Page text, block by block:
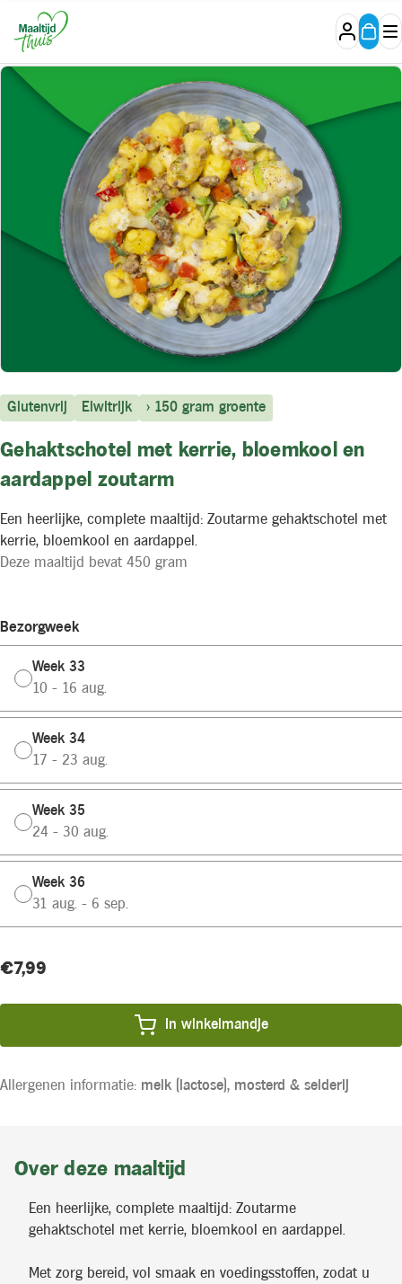
Glutenvrij Eiwitrijk > 150 gram groente
Gehaktschotel met kerrie, bloemkool en
aardappel zoutarm
Een heerlijke, complete maaltijd: Zoutarme gehaktschotel met
kerrie, bloemkool en aardappel.
Deze maaltijd bevat 450 gram
Bezorgweek
Week 33
10 - 16 aug.
Week 34
17 - 23 aug.
Week 35
24 - 30 aug.
Week 36
31 aug. - 6 sep.
Huidige
Product
€7,99
In winkelmandje
Allergenen informatie: melk (lactose), mosterd & selderij
Over deze maaltijd
Een heerlijke, complete maaltijd: Zoutarme
gehaktschotel met kerrie, bloemkool en aardappel.
Met zorg bereid, vol smaak en voedingsstoffen, zodat u